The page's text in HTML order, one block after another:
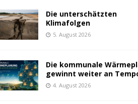
Die unterschätzten
Klimafolgen
5. August 2026
Die kommunale
gewinnt weiter an
4. August 2026